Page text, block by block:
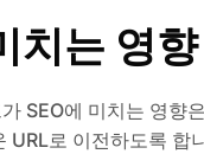
치는 영향
SEO에 미치는 영향
URL로 이전하도록